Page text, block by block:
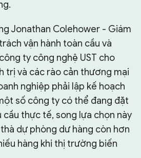
Jonathan Colehower - Giám
vận hành toàn cầu và
ty công nghệ UST cho
trị và các rào cản thương mại
nghiệp phải lập kế hoạch
số công ty có thể đang đặt
cầu thực tế, song lựa chọn này
dự phòng dư hàng còn hơn
hàng khi thị trường biến